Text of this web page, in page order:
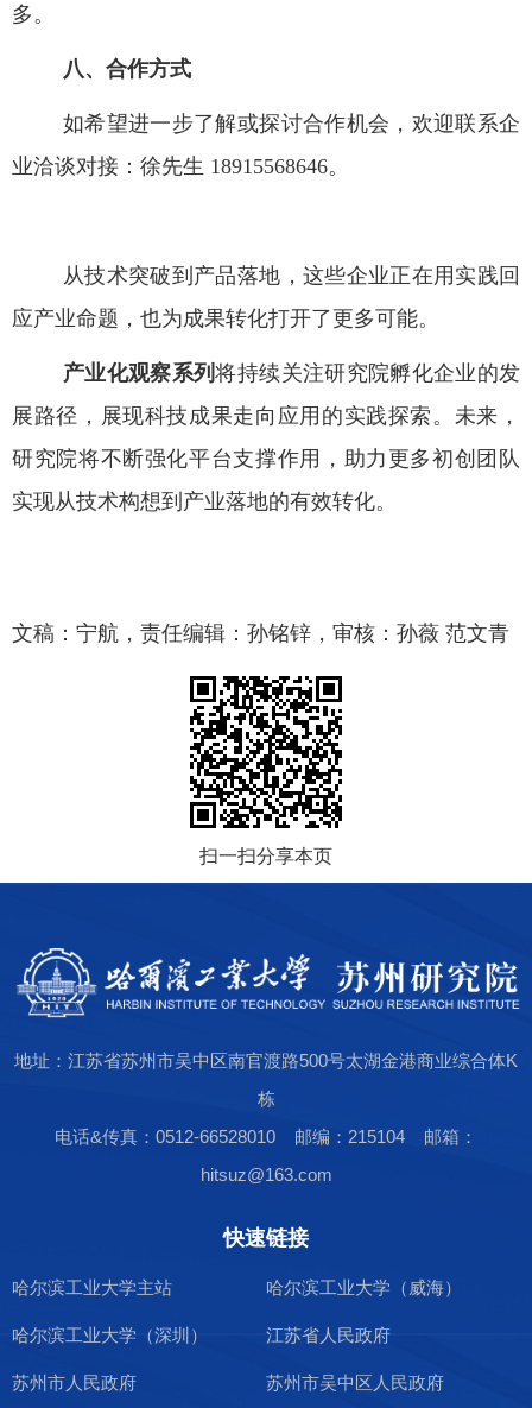
多。
八、 合作方式
如希望进一步了解或探讨合作机会，欢迎联系企
业洽谈对接：徐先生 18915568646。
从技术突破到产品落地，这些企业正在用实践回
应产业命题，也为成果转化打开了更多可能。
产业化观察系列将持续关注研究院孵化企业的发
展路径，展现科技成果走向应用的实践探索。未来，
研究院将不断强化平台支撑作用，助力更多初创团队
实现从技术构想到产业落地的有效转化。
文稿：宁航，责任编辑：孙铭锌，审核：孙薇 范文青
扫一扫分享本页
地址：江苏省苏州市吴中区南官渡路500号太湖金港商业综合体K
栋
电话&传真：0512-66528010 邮编：215104 邮箱：
hitsuz@163.com
快速链接
哈尔滨工业大学主站 哈尔滨工业大学（威海）
哈尔滨工业大学（深圳） 江苏省人民政府
苏州市人民政府 苏州市吴中区人民政府